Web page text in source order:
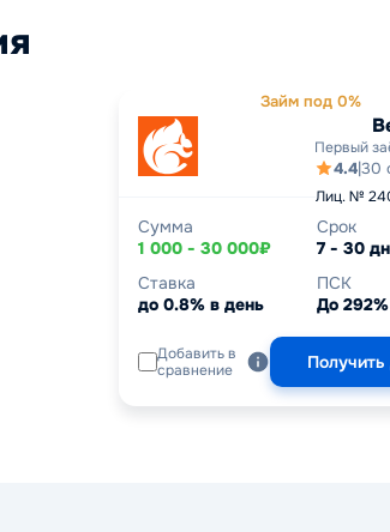
Займ под 0%
Первый
Лиц. №
4.4|30
Сумма
1 000 - 30 000₽
Срок
7 - 30
Ставка
до 0.8% в день
ПСК
До 292%
Добавить в
сравнение
Получить